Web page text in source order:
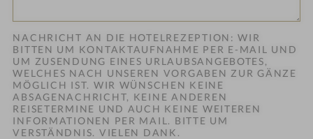
NACHRICHT AN DIE HOTELREZEPTION: WIR
BITTEN UM KONTAKTAUFNAHME PER E-MAIL UND
UM ZUSENDUNG EINES URLAUBSANGEBOTES,
WELCHES NACH UNSEREN VORGABEN ZUR GÄNZE
MÖGLICH IST. WIR WÜNSCHEN KEINE
ABSAGENACHRICHT, KEINE ANDEREN
REISETERMINE UND AUCH KEINE WEITEREN
INFORMATIONEN PER MAIL. BITTE UM
VERSTÄNDNIS. VIELEN DANK.